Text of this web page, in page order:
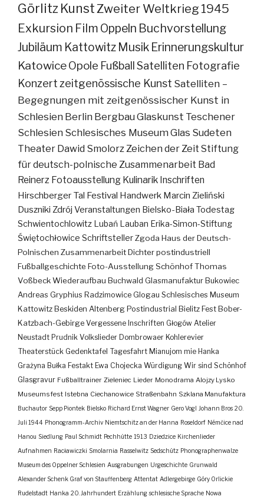
Görlitz KunstZweiter Weltkrieg 1945
Exkursion Film Oppeln Buchvorstellung
Jubiläum Kattowitz Musik Erinnerungskultur
KatowiceOpole FußballSatelliten Fotografie
Konzertzeitgenössische Kunst Satelliten –
Begegnungen mit zeitgenössischer Kunst in
Schlesien Berlin BergbauGlaskunst Teschener
Schlesien Schlesisches MuseumGlas Sudeten
Theater Dawid SmolorzZeichen der Zeit Stiftung
für deutsch-polnische Zusammenarbeit Bad
Reinerz Fotoausstellung Kulinarik Inschriften
Hirschberger Tal Festival Handwerk Marcin Zieliński
Duszniki Zdrój Veranstaltungen Bielsko-Biała Todestag
Schwientochlowitz Lubań Lauban Erika-Simon-Stiftung
Świętochłowice SchriftstellerZgoda Haus der Deutsch-
Polnischen ZusammenarbeitDichterpostindustriell
Fußballgeschichte Foto-AusstellungSchönhofThomas
VoßbeckWiederaufbau Buchwald Glasmanufaktur Bukowiec
Andreas Gryphius Radzimowice Glogau Schlesisches Museum
Kattowitz Beskiden Altenberg Postindustrial Bielitz Fest Bober-
Katzbach-Gebirge Vergessene Inschriften Głogów Atelier
Neustadt Prudnik Volkslieder Dombrowaer Kohlerevier
Theaterstück Gedenktafel Tagesfahrt Mianujom mie Hanka
Grażyna Bułka Festakt Ewa Chojecka Würdigung Wir sind Schönhof
Glasgravur Fußballtrainer Zieleniec Lieder Monodrama Alojzy Lysko
Museumsfest Istebna Ciechanowice Straßenbahn Szklana Manufaktura
Buchautor Sepp Piontek Bielsko Richard Ernst Wagner Gero Vogl Johann Bros 20.
Juli 1944 Phonogramm-Archiv Niemtschitz an der Hanna Roseldorf Némčice nad
Hanou Siedlung Paul Schmidt Pechhütte 1913 Dziedzice Kirchenlieder
Aufnahmen Racławiczki Smolarnia Rasselwitz Sedschütz Phonographenwalze
Museum des Oppelner Schlesien Ausgrabungen Urgeschichte Grunwald
Alexander Schenk Graf von Stauffenberg Attentat Adlergebirge Góry Orlickie
Rudelstadt Hanka 20. Jahrhundert Erzählung schlesische Sprache Nowa